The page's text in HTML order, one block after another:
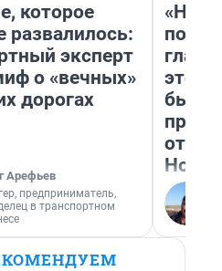
которое
развалилось:
эксперт
о «вечных»
дорогах
Арефьев
предприниматель,
в транспортном
этого
бьет